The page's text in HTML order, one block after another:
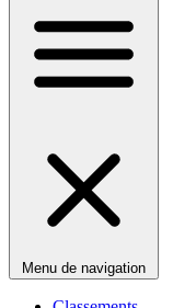
Menu de navigation